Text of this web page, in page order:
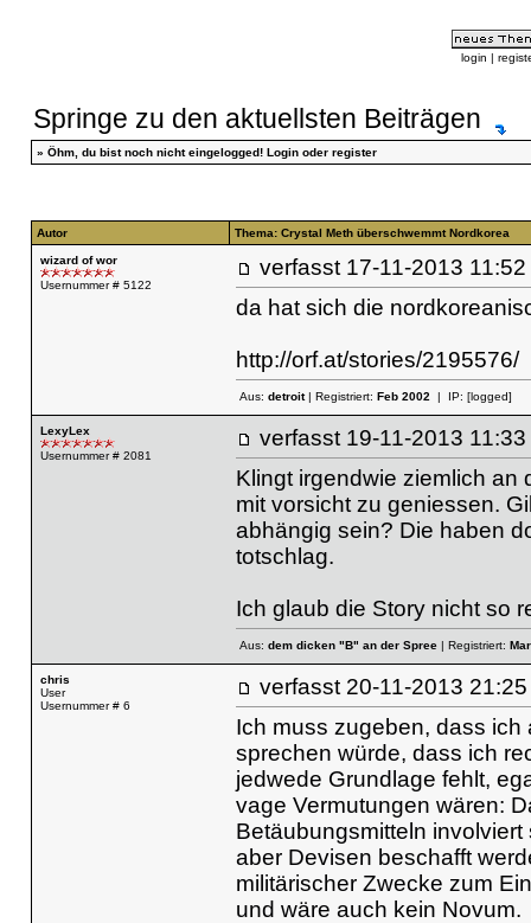
login |
Springe zu den aktuellsten Beiträgen
» Öhm, du bist noch nicht eingelogged! Loginoder register
Autor Thema: Crystal Meth überschwemmt Nordkorea
wizard of wor
Usernummer # 5122
verfasst 17-11-2013
da hat sich die
http://orf.at/stories/2195576/
Aus: detroit| Registriert: Feb 2002| IP: [logged]
LexyLex
Usernummer # 2081
verfasst 19-11-2013
Klingt irgendwie ziemlich an
mit vorsicht zu geniessen.
abhängig sein? Die haben
totschlag.
Ich glaub die Story nicht so
Aus: dem dicken "B" an der Spree| Registriert:
chris
User
Usernummer # 6
verfasst 20-11-2013
Ich muss zugeben, dass
sprechen würde, dass ich
jedwede Grundlage fehlt,
vage Vermutungen wären:
Betäubungsmitteln
aber Devisen beschafft
militärischer Zwecke zum
und wäre auch kein Novum.